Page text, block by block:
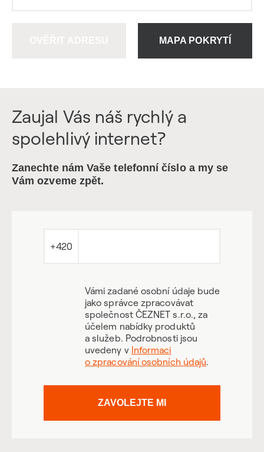
MAPA POKRYTÍ
Zaujal Vás náš rychlý a
spolehlivý internet?
Zanechte nám Vaše telefonní číslo a my se
Vám ozveme zpět.
+420
Vámi zadané osobní údaje bude
jako správce zpracovávat
společnost ČEZNET s.r.o., za
účelem nabídky produktů
a služeb. Podrobnosti jsou
uvedeny v Informaci
o zpracování osobních údajů.
ZAVOLEJTE MI